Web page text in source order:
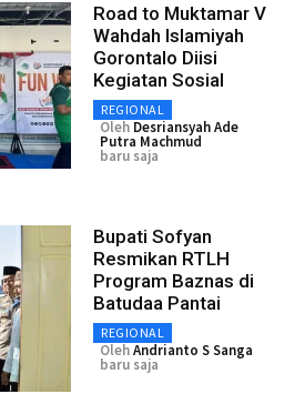
Road to Muktamar V
Wahdah Islamiyah
Gorontalo Diisi
Kegiatan Sosial
REGIONAL
Oleh Desriansyah Ade
Putra Machmud
baru saja
Bupati Sofyan
Resmikan RTLH
Program Baznas di
Batudaa Pantai
REGIONAL
OlehAndrianto S Sanga
baru saja